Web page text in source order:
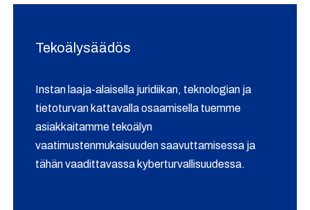
Tekoälysäädös
Instan laaja-alaisella juridiikan, teknologian ja
tietoturvan kattavalla osaamisella tuemme
asiakkaitamme tekoälyn
vaatimustenmukaisuuden saavuttamisessa ja
tähän vaadittavassa kyberturvallisuudessa.